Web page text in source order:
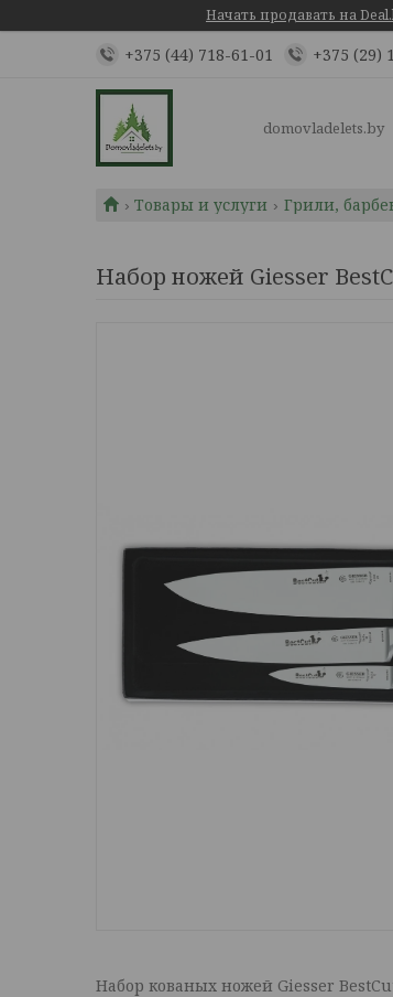
Начать продавать на
+375 (44) 718-61-01 +375 (29)
domovladelets.by
Товары и услуги Грили,
Набор ножей Giesser
Набор кованых ножей Giesser